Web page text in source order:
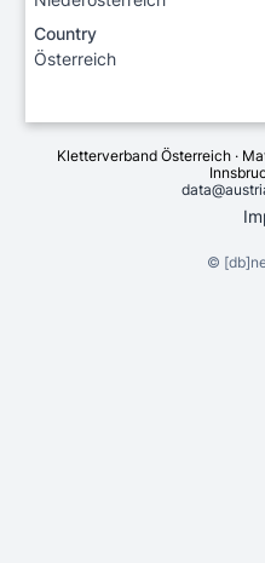
Country
Österreich
Kletterverband Österreich ·
©